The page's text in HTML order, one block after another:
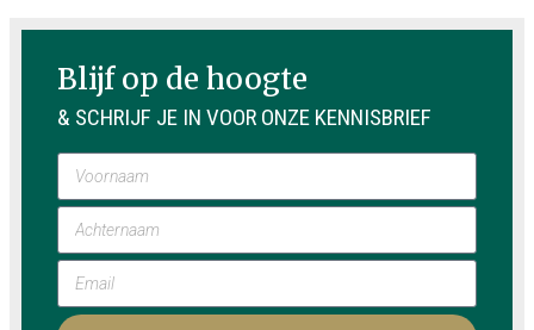
Blijf op de hoogte
& SCHRIJF JE IN VOOR ONZE KENNISBRIEF